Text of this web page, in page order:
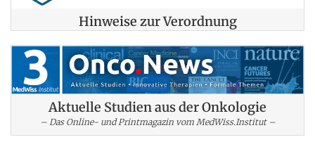
Hinweise zur Verordnung
Aktuelle Studien aus der Onkologie
– Das Online- und Printmagazin vom MedWiss.Institut –